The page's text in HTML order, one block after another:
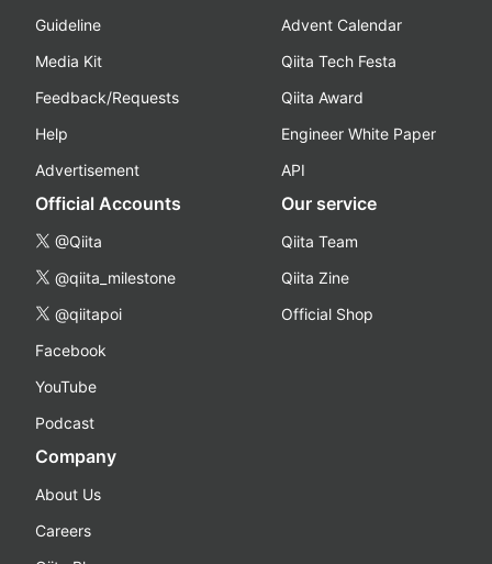
Guideline
Media Kit
Feedback/Requests
Help
Advertisement
Advent Calendar
Qiita Tech Festa
Qiita Award
Engineer White Paper
API
Official Accounts
@Qiita
@qiita_milestone
@qiitapoi
Facebook
YouTube
Podcast
Our service
Qiita Team
Qiita Zine
Official Shop
Company
About Us
Careers